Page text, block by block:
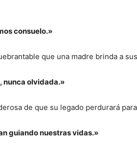
consuelo.»
que una madre brinda a
nunca olvidada.»
de que su legado perdurará
guiando nuestras vidas.»